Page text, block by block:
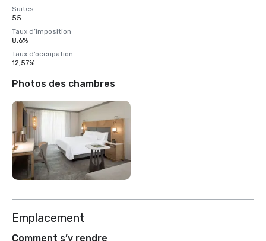
Suites
55
Taux d’imposition
8,6%
Taux d’occupation
12,57%
Photos des chambres
Emplacement
Comment s’y rendre